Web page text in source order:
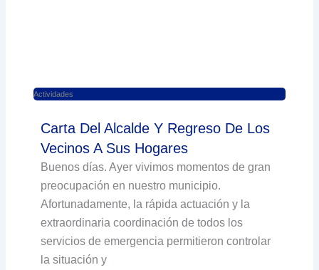
Actividades
Carta Del Alcalde Y Regreso De Los
Vecinos A Sus Hogares
Buenos días. Ayer vivimos momentos de gran
preocupación en nuestro municipio.
Afortunadamente, la rápida actuación y la
extraordinaria coordinación de todos los
servicios de emergencia permitieron controlar
la situación y